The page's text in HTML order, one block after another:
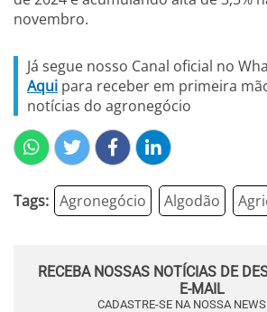
novembro.
Já segue nosso Canal oficial no
Aqui para receber em primeira
notícias do agronegócio
Tags: Agronegócio Algodão
RECEBA NOSSAS NOTÍCIAS DE
E-MAIL
CADASTRE-SE NA NOSSA